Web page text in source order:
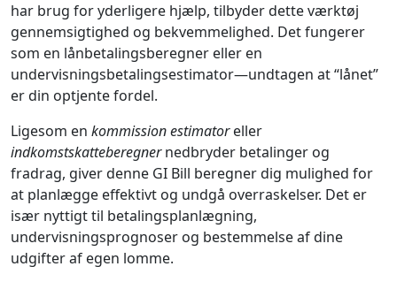
har brug for yderligere hjælp, tilbyder dette værktøj
gennemsigtighed og bekvemmelighed. Det fungerer
som en lånbetalingsberegner eller en
undervisningsbetalingsestimator—undtagen at “lånet”
er din optjente fordel.
Ligesom en kommission estimatoreller
indkomstskatteberegnernedbryder betalinger og
fradrag, giver denne GI Bill beregner dig mulighed for
at planlægge effektivt og undgå overraskelser. Det er
især nyttigt til betalingsplanlægning,
undervisningsprognoser og bestemmelse af dine
udgifter af egen lomme.